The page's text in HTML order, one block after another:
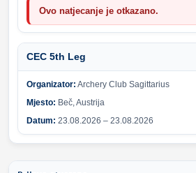
Ovo natjecanje je otkazano.
CEC 5th Leg
Organizator: Archery Club Sagittarius
Mjesto: Beč, Austrija
Datum: 23.08.2026 – 23.08.2026